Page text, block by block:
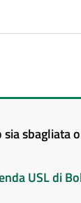
sbagliata
USL di